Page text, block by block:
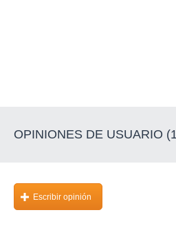
OPINIONES DE USUARIO
Escribir opinión